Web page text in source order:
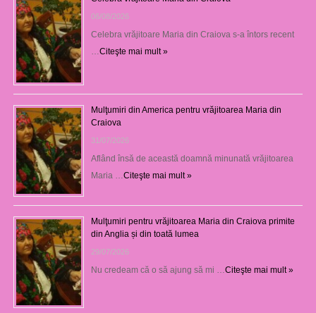
06/08/2026
Celebra vrăjitoare Maria din Craiova s-a întors recent
…Citeşte mai mult »
Mulţumiri din America pentru vrăjitoarea Maria din
Craiova
31/07/2026
Aflând însă de această doamnă minunată vrăjitoarea
Maria …Citeşte mai mult »
Mulţumiri pentru vrăjitoarea Maria din Craiova primite
din Anglia și din toată lumea
29/07/2026
Nu credeam că o să ajung să mi …Citeşte mai mult »